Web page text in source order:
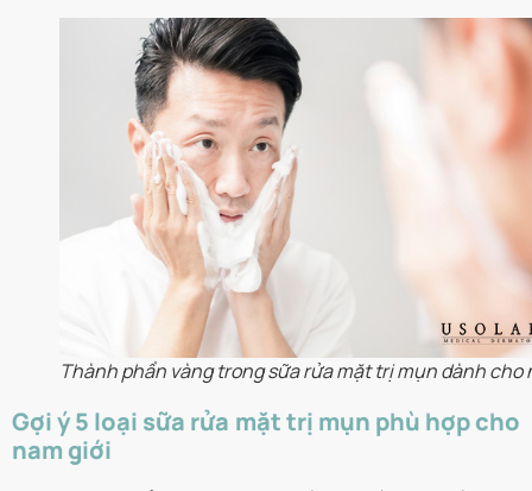
Thành phần vàng trong sữa rửa mặt trị mụn dành cho
Gợi ý 5 loại sữa rửa mặt trị mụn phù hợp cho
nam giới